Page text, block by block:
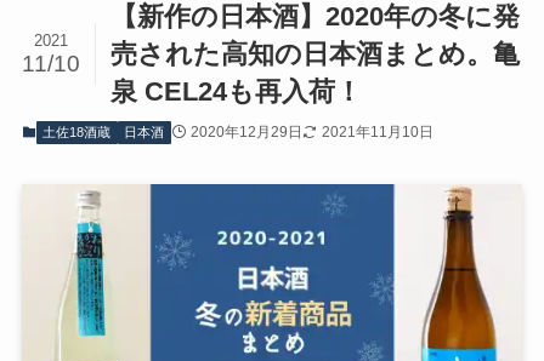
【新作の日本酒】2020年の冬に発
売された高知の日本酒まとめ。亀
泉 CEL24も再入荷！
2021
11/10
土佐18酒蔵 日本酒 2020年12月29日 2021年11月10日